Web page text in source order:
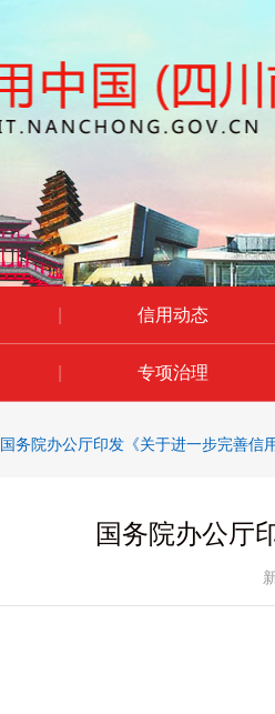
信用动态
专项治理
国务院办公厅印发《关于进一步完善信
国务院办公厅